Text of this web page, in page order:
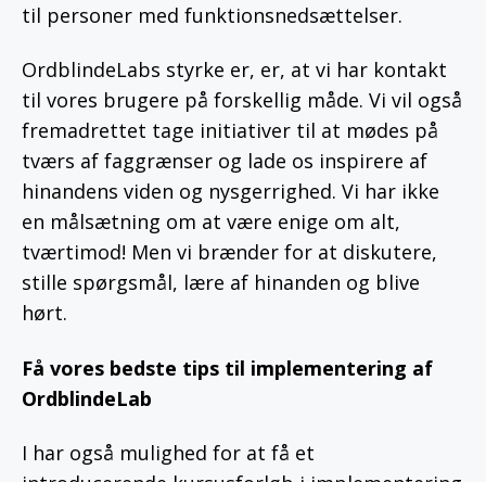
til personer med funktionsnedsættelser.
OrdblindeLabs styrke er, er, at vi har kontakt
til vores brugere på forskellig måde. Vi vil også
fremadrettet tage initiativer til at mødes på
tværs af faggrænser og lade os inspirere af
hinandens viden og nysgerrighed. Vi har ikke
en målsætning om at være enige om alt,
tværtimod! Men vi brænder for at diskutere,
stille spørgsmål, lære af hinanden og blive
hørt.
Få vores bedste tips til implementering af
OrdblindeLab
I har også mulighed for at få et